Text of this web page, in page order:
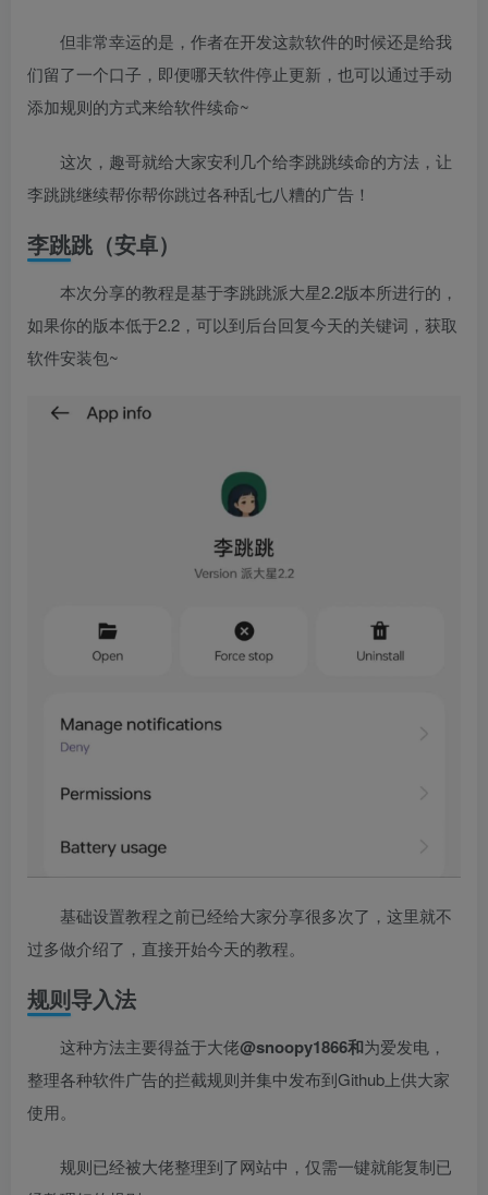
但非常幸运的是，作者在开发这款软件的时候还是给我
们留了一个口子，即便哪天软件停止更新，也可以通过手动
添加规则的方式来给软件续命~
这次，趣哥就给大家安利几个给李跳跳续命的方法，让
李跳跳继续帮你帮你跳过各种乱七八糟的广告！
李跳跳（安卓）
本次分享的教程是基于李跳跳派大星2.2版本所进行的，
如果你的版本低于2.2，可以到后台回复今天的关键词，获取
软件安装包~
基础设置教程之前已经给大家分享很多次了，这里就不
过多做介绍了，直接开始今天的教程。
规则导入法
这种方法主要得益于大佬@snoopy1866和为爱发电，
整理各种软件广告的拦截规则并集中发布到Github上供大家
使用。
规则已经被大佬整理到了网站中，仅需一键就能复制已